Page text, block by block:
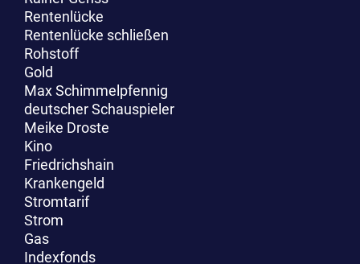
Rentenlücke
Rentenlücke schließen
Rohstoff
Gold
Max Schimmelpfennig
deutscher Schauspieler
Meike Droste
Kino
Friedrichshain
Krankengeld
Stromtarif
Strom
Gas
Indexfonds